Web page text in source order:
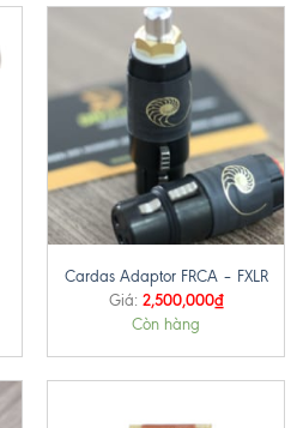
Cardas Adaptor FRCA – FXLR
Giá: 2,500,000₫
Còn hàng